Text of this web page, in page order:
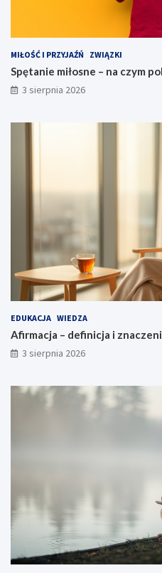
MIŁOŚĆ I PRZYJAŹŃ ZWIĄZKI
Spętanie miłosne – na czym
3 sierpnia 2026
EDUKACJA WIEDZA
Afirmacja – definicja i
3 sierpnia 2026